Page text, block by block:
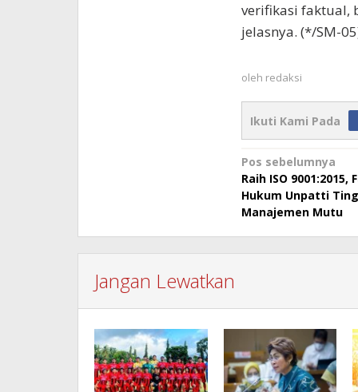
verifikasi faktual,
jelasnya. (*/SM-
oleh redaksi
Ikuti Kami Pada
Navigasi
pos
Pos sebelumnya
Raih ISO 9001:2015,
Hukum Unpatti
Manajemen Mutu
Jangan Lewatkan